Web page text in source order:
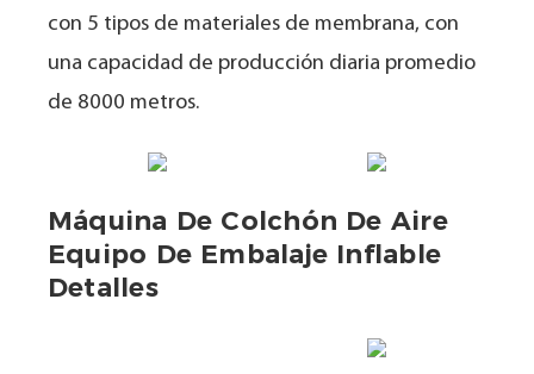
con 5 tipos de materiales de membrana, con
una capacidad de producción diaria promedio
de 8000 metros.
Máquina De Colchón De Aire
Equipo De Embalaje Inflable
Detalles